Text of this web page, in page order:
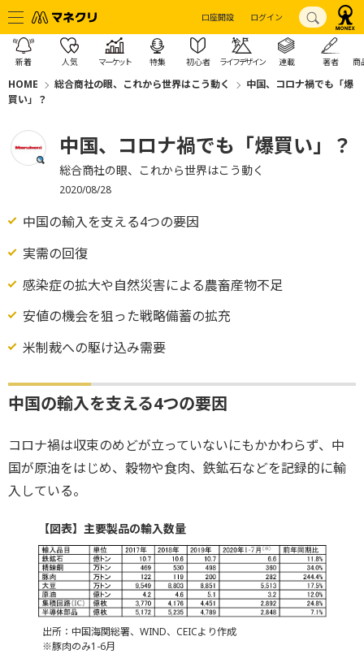
口座開設 ログイン
新着 人気 マーケット 特集 初心者 ライフデザイン 連載 著者 商
HOME 総合商社の眼、これから世界はこう動く
中国、コロナ禍でも「爆
買い」？
中国、コロナ禍でも「爆買い」？
総合商社の眼、これから世界はこう動く
2020/08/28
中国の輸入を支える4つの要因
実需の回復
感染症の拡大や自然災害による農畜産物不足
安値の機会を狙った戦略備蓄の拡充
米制裁への駆け込み需要
中国の輸入を支える4つの要因
コロナ禍は収束のめどが立っていないにもかかわらず、中
国が原油をはじめ、穀物や食肉、鉄鉱石などを記録的に輸
入している。
【図表】主要製品の輸入数量
出所：中国海関総署、WIND、CEICより作成
※豚肉のみ1-6月